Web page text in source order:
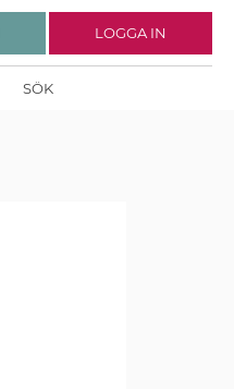
SÖK
LOGGA IN